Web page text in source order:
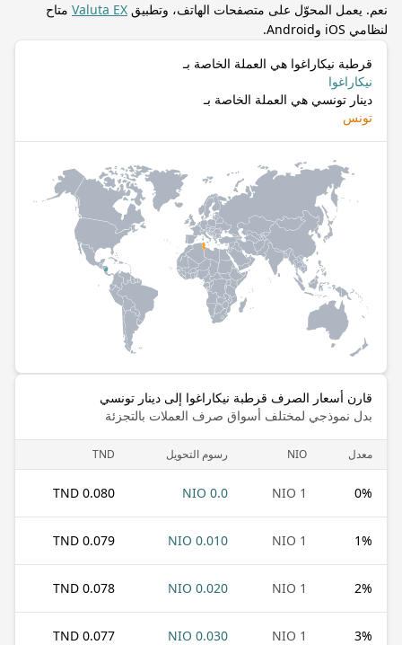
نعم. يعمل المحوّل على متصفحات الهاتف، وتطبيق Valuta EX متاح
لنظامي iOS وAndroid.
قرطبة نيكاراغوا هي العملة الخاصة بـ
نيكاراغوا
دينار تونسي هي العملة الخاصة بـ
تونس
قارن أسعار الصرف قرطبة نيكاراغوا إلى دينار تونسي
بدل نموذجي لمختلف أسواق صرف العملات بالتجزئة
معدل NIO رسوم التحويل TND
0%
1 NIO
0.0 NIO
0.080 TND
1%
1 NIO
0.010 NIO
0.079 TND
2%
1 NIO
0.020 NIO
0.078 TND
3%
1 NIO
0.030 NIO
0.077 TND